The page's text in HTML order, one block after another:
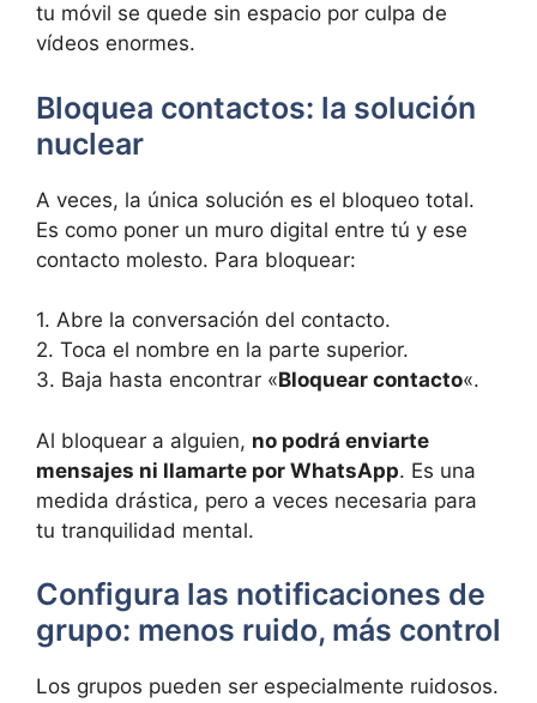
tu móvil se quede sin espacio por culpa de
vídeos enormes.
Bloquea contactos: la solución
nuclear
A veces, la única solución es el bloqueo total.
Es como poner un muro digital entre tú y ese
contacto molesto. Para bloquear:
1. Abre la conversación del contacto.
2. Toca el nombre en la parte superior.
3. Baja hasta encontrar «Bloquear contacto«.
Al bloquear a alguien, no podrá enviarte
mensajes ni llamarte por WhatsApp. Es una
medida drástica, pero a veces necesaria para
tu tranquilidad mental.
Configura las notificaciones de
grupo: menos ruido, más control
Los grupos pueden ser especialmente ruidosos.